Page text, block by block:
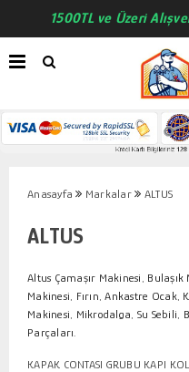
1500TL ve Üzeri
Anasayfa Markalar ALTUS
ALTUS
Altus Çamaşır Makinesi,
Makinesi, Fırın, Ankastre Ocak,
Makinesi, Mikrodalga, Su Sebili,
Parçaları.
KAPAK CONTASI GRUBU KAPI